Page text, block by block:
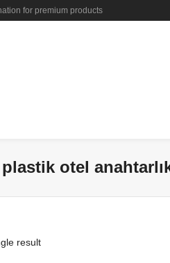
for premium products
otel
result